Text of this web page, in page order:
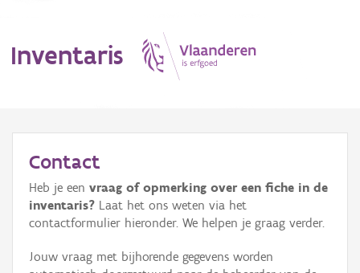
Inventaris
Erfgoedobject
Aanduidingsobject
Waarneming
Contact
Heb je een vraag of opmerking over een fiche in de
inventaris? Laat het ons weten via het
contactformulier hieronder. We helpen je graag verder.
Jouw vraag met bijhorende gegevens worden